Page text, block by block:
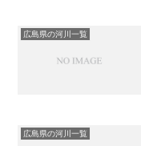
広島県の河川一覧
広島県の河川一覧